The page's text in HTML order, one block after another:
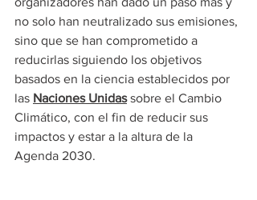
no solo han neutralizado sus emisiones,
sino que se han comprometido a
reducirlas siguiendo los objetivos
basados en la ciencia establecidos por
las Naciones Unidas sobre el Cambio
Climático, con el fin de reducir sus
impactos y estar a la altura de la
Agenda 2030.